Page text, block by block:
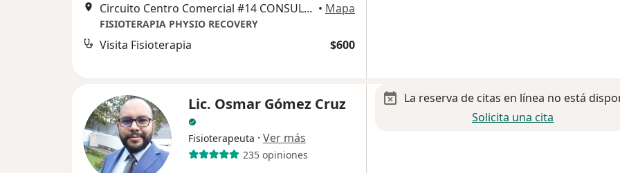
Circuito Centro Comercial #14 CONSULTORIO #206, Naucalpan de Juárez • Mapa
FISIOTERAPIA PHYSIO RECOVERY
Visita Fisioterapia $600
Lic. Osmar Gómez Cruz
Fisioterapeuta · Ver más
235 opiniones
La reserva de citas en línea no está
Solicita una cita